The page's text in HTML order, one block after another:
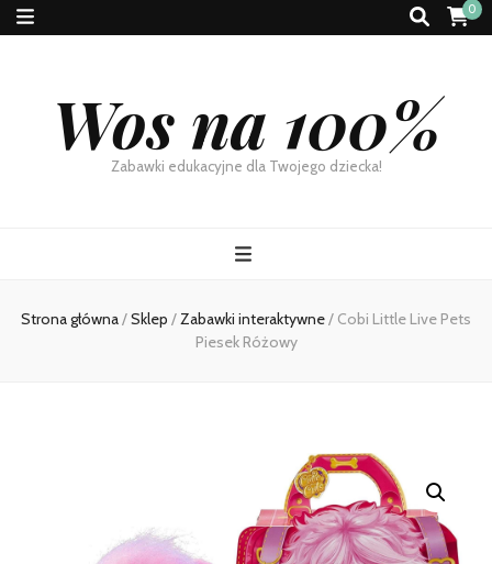
0
Wos na 100%
Zabawki edukacyjne dla Twojego dziecka!
Strona główna/Sklep /Zabawki interaktywne/ Cobi Little Live Pets
Piesek Różowy